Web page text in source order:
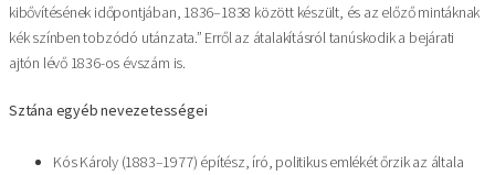
kibővítésének időpontjában, 1836–1838 között készült, és az előző mintáknak
kék színben tobzódó utánzata.” Erről az átalakításról tanúskodik a bejárati
ajtón lévő 1836-os évszám is.
Sztána egyéb nevezetességei
Kós Károly (1883–1977) építész, író, politikus emlékét őrzik az általa